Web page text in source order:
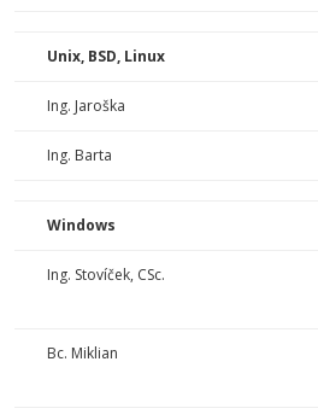
Unix, BSD, Linux
Ing. Jaroška
Ing. Barta
Windows
Ing. Stovíček, CSc.
Bc. Miklian